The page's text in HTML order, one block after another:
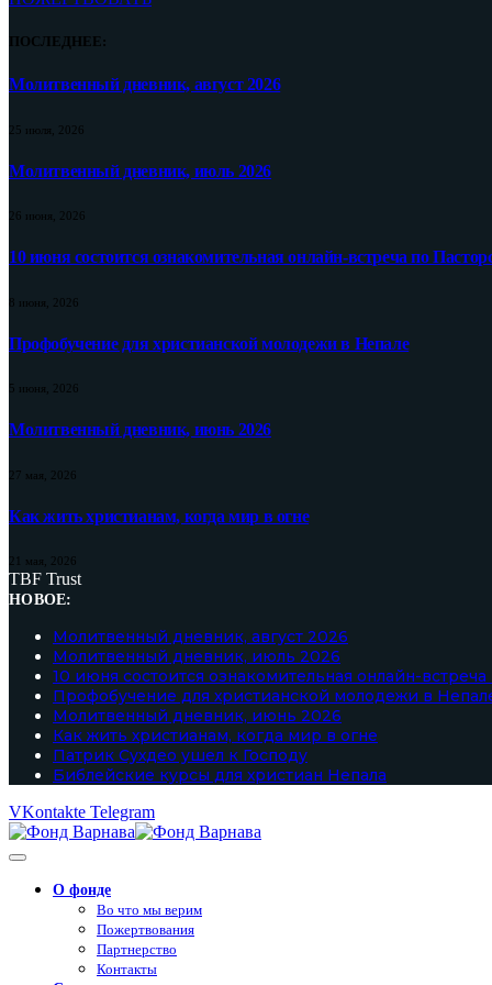
ПОСЛЕДНЕЕ:
Молитвенный дневник, август 2026
25 июля, 2026
Молитвенный дневник, июль 2026
26 июня, 2026
10 июня состоится ознакомительная онлайн-встреча по
8 июня, 2026
Профобучение для христианской молодежи в Непале
5 июня, 2026
Молитвенный дневник, июнь 2026
27 мая, 2026
Как жить христианам, когда мир в огне
21 мая, 2026
TBF Trust
НОВОЕ:
Молитвенный дневник, август 2026
Молитвенный дневник, июль 2026
10 июня состоится ознакомительная онлайн-
Профобучение для христианской молодежи в
Молитвенный дневник, июнь 2026
Как жить христианам, когда мир в огне
Патрик Сухдео ушел к Господу
Библейские курсы для христиан Непала
VKontakte Telegram
О фонде
Во что мы верим
Пожертвования
Партнерство
Контакты